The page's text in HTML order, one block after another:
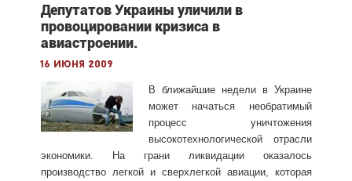
Депутатов Украины уличили в
провоцировании кризиса в
авиастроении.
16 июня 2009
В ближайшие недели в Украине
может начаться необратимый
процесс уничтожения
высокотехнологической отрасли
экономики. На грани ликвидации оказалось
производство легкой и сверхлегкой авиации, которая